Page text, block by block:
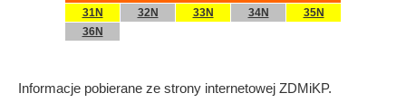
Informacje pobierane ze strony internetowej ZDMiKP.